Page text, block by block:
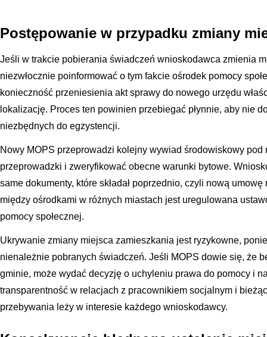
Postępowanie w przypadku zmiany
Jeśli w trakcie pobierania świadczeń wnioskodawca zmienia
niezwłocznie poinformować o tym fakcie ośrodek pomocy
konieczność przeniesienia akt sprawy do nowego urzędu
lokalizację. Proces ten powinien przebiegać płynnie, aby nie
niezbędnych do egzystencji.
Nowy MOPS przeprowadzi kolejny wywiad środowiskowy
przeprowadzki i zweryfikować obecne warunki bytowe.
same dokumenty, które składał poprzednio, czyli nową
między ośrodkami w różnych miastach jest uregulowana
pomocy społecznej.
Ukrywanie zmiany miejsca zamieszkania jest ryzykowne,
nienależnie pobranych świadczeń. Jeśli MOPS dowie się, że
gminie, może wydać decyzję o uchyleniu prawa do pomocy i
transparentność w relacjach z pracownikiem socjalnym i
przebywania leży w interesie każdego wnioskodawcy.